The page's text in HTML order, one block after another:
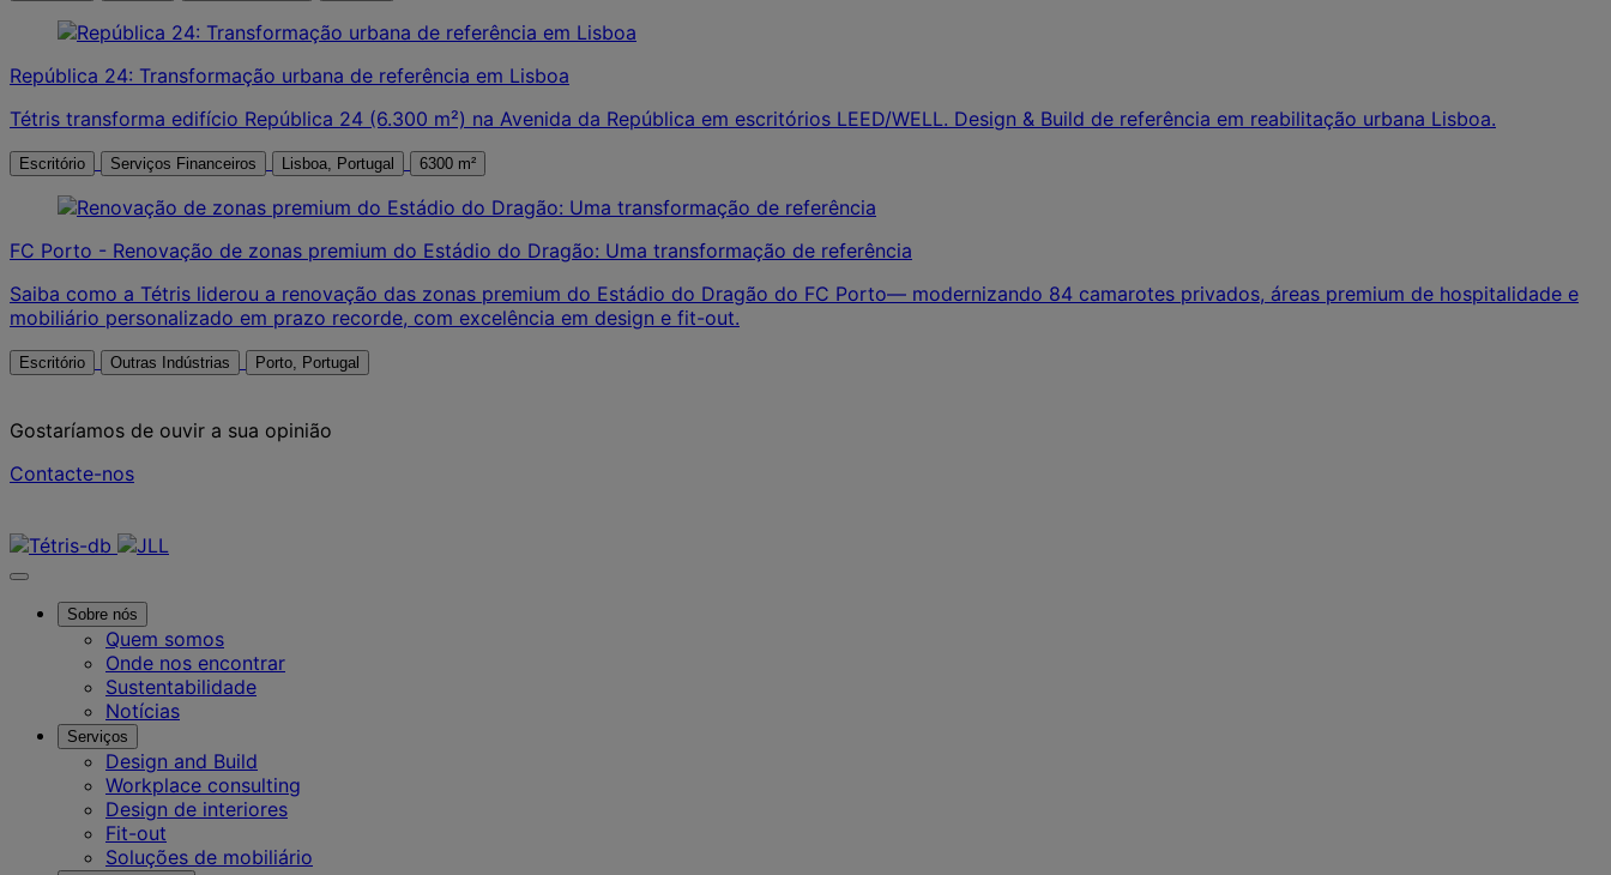
República 24: Transformação urbana de referência em Lisboa
Tétris transforma edifício República 24 (6.300 m²) na Avenida da República em escritórios LEED/WELL. Design & Build de referência em reabilitação urbana Lisboa.
Escritório Serviços Financeiros Lisboa, Portugal 6300 m²
FC Porto - Renovação de zonas premium do Estádio do Dragão: Uma transformação de referência
Saiba como a Tétris liderou a renovação das zonas premium do Estádio do Dragão do FC Porto— modernizando 84 camarotes privados, áreas premium de hospitalidade e
mobiliário personalizado em prazo recorde, com excelência em design e fit-out.
Escritório Outras Indústrias Porto, Portugal
Gostaríamos de ouvir a sua opinião
Contacte-nos
Sobre nós
Quem somos
Onde nos encontrar
Sustentabilidade
Notícias
Serviços
Design and Build
Workplace consulting
Design de interiores
Fit-out
Soluções de mobiliário